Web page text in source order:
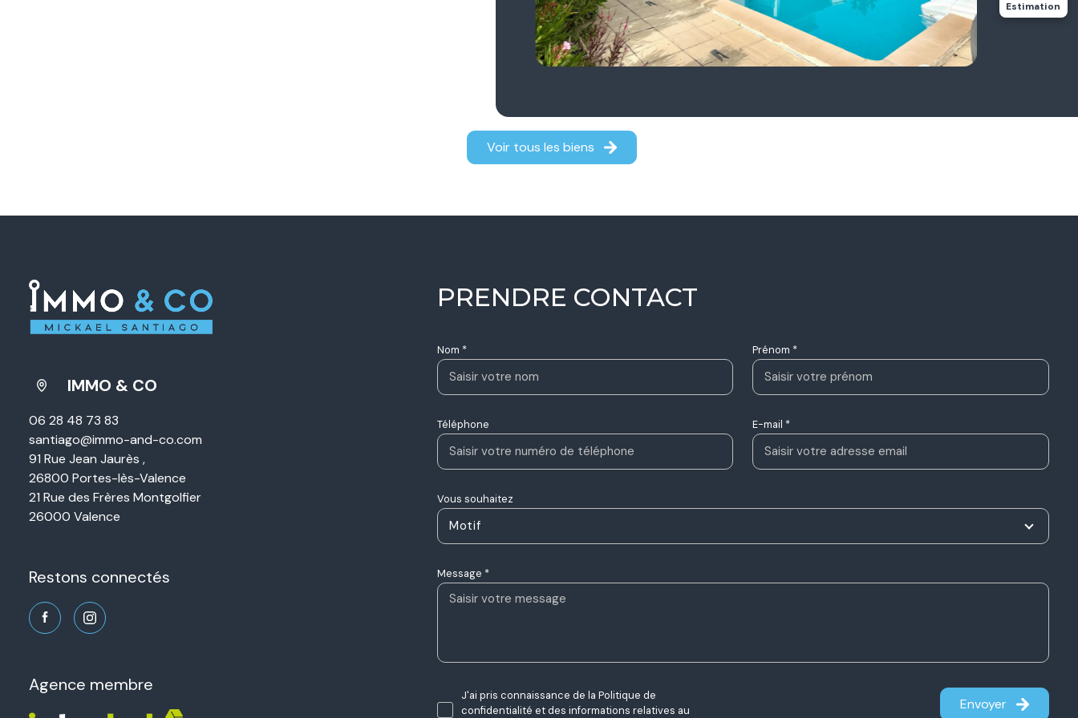
Voir tous les biens
Estimation
PRENDRE CONTACT
Nom * Prénom *
Téléphone E-mail *
Vous souhaitez
Motif
Message *
J'ai pris connaissance de la Politique de
confidentialité et des informations relatives au
Envoyer
IMMO & CO
06 28 48 73 83
santiago@immo-and-co.com
91 Rue Jean Jaurès ,
26800 Portes-lès-Valence
21 Rue des Frères Montgolfier
26000 Valence
restons connectés
agence membre